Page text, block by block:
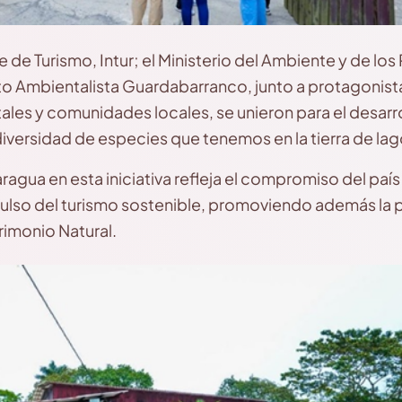
de Turismo, Intur; el Ministerio del Ambiente y de los
Ambientalista Guardabarranco, junto a
y comunidades locales, se unieron para el
de especies que tenemos en la tierra de
en esta iniciativa refleja el compromiso del
del turismo sostenible, promoviendo además
Natural.